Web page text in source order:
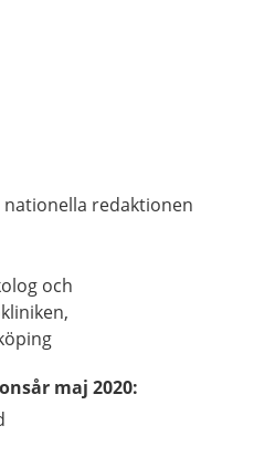
nationella redaktionen
och
maj 2020: